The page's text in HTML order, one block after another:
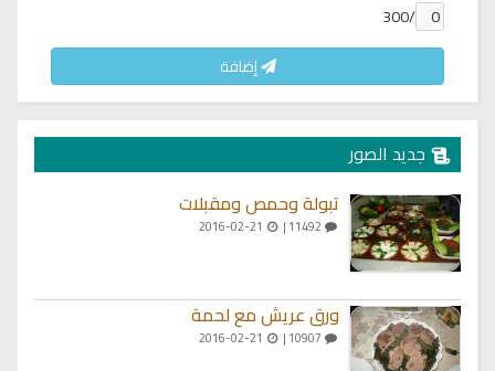
/300
إضافة
جديد الصور
تبولة وحمص ومقبلات
ورق عريش مع لحمة